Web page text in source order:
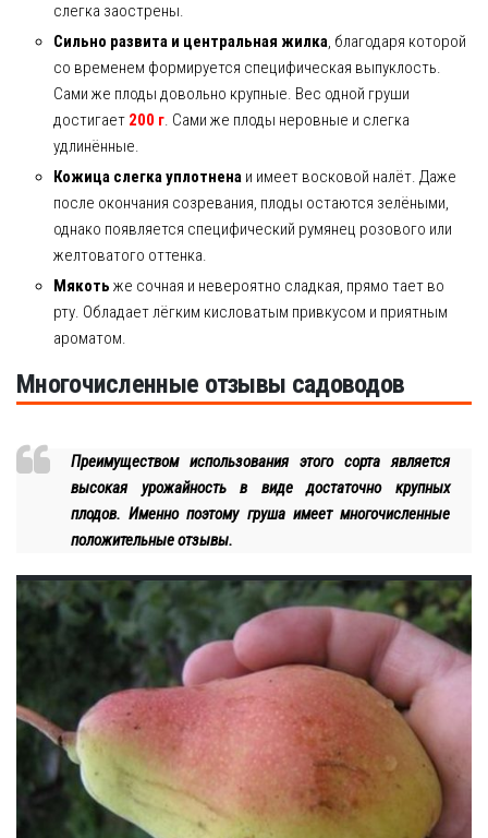
слегка заострены.
Сильно развита и центральная жилка, благодаря которой
со временем формируется специфическая выпуклость.
Сами же плоды довольно крупные. Вес одной груши
достигает 200 г. Сами же плоды неровные и слегка
удлинённые.
Кожица слегка уплотненаи имеет восковой налёт. Даже
после окончания созревания, плоды остаются зелёными,
однако появляется специфический румянец розового или
желтоватого оттенка.
Мякоть же сочная и невероятно сладкая, прямо тает во
рту. Обладает лёгким кисловатым привкусом и приятным
ароматом.
Многочисленные отзывы садоводов
Преимуществом использования этого сорта является
высокая урожайность в виде достаточно крупных
плодов. Именно поэтому груша имеет многочисленные
положительные отзывы.